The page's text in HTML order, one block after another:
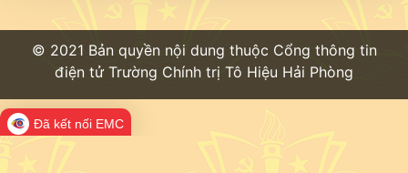
© 2021 Bản quyền nội dung thuộc Cổng thông tin
điện tử Trường Chính trị Tô Hiệu Hải Phòng
Đã kết nối EMC